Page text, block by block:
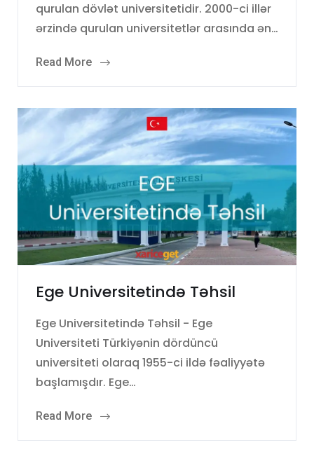
qurulan dövlət universitetidir. 2000-ci illər
ərzində qurulan universitetlər arasında ən…
Read More
Ege Universitetində Təhsil
Ege Universitetində Təhsil - Ege
Universiteti Türkiyənin dördüncü
universiteti olaraq 1955-ci ildə fəaliyyətə
başlamışdır. Ege…
Read More